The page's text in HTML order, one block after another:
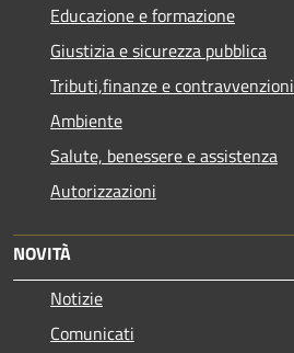
Educazione e formazione
Giustizia e sicurezza pubblica
Tributi,finanze e contravvenzioni
Ambiente
Salute, benessere e assistenza
Autorizzazioni
NOVITÀ
Notizie
Comunicati